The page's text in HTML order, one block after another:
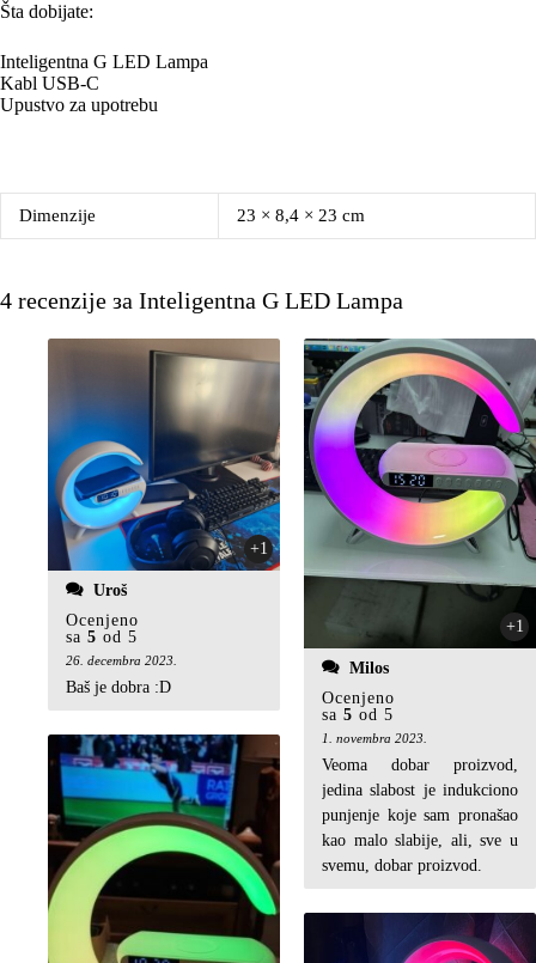
Šta dobijate:
Inteligentna G LED Lampa
Kabl USB-C
Upustvo za upotrebu
Dimenzije 23 × 8,4 × 23 cm
4 recenzije за Inteligentna G LED Lampa
+1
Uroš
Ocenjeno
sa 5 od 5
26. decembra 2023.
Baš je dobra :D
+1
Milos
Ocenjeno
sa 5 od 5
1. novembra 2023.
Veoma dobar proizvod,
jedina slabost je indukciono
punjenje koje sam pronašao
kao malo slabije, ali, sve u
svemu, dobar proizvod.